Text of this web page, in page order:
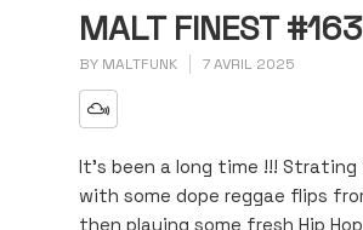
MALT FINEST #163
BY MALTFUNK 7 AVRIL 2025
It’s been a long time !!!
with some dope reggae flips
then playing some fresh Hip